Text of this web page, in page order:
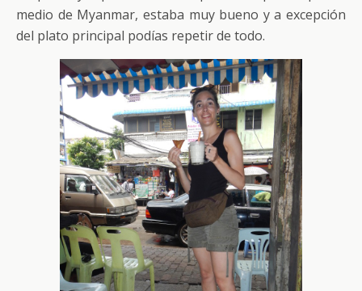
medio de Myanmar, estaba muy bueno y a excepción
del plato principal podías repetir de todo.